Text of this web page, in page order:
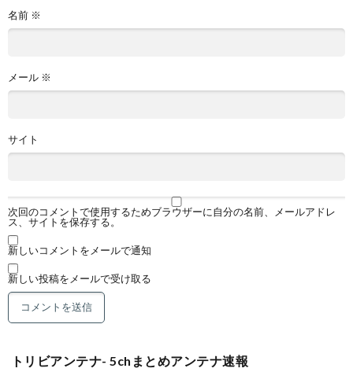
名前 ※
メール ※
サイト
次回のコメントで使用するためブラウザーに自分の名前、メールアドレ
ス、サイトを保存する。
新しいコメントをメールで通知
新しい投稿をメールで受け取る
トリビアンテナ- 5chまとめアンテナ速報